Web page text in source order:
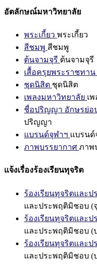
อัตลักษณ์มหาวิทยาลัย
พระเกี้ยว พระเกี้ยว
สีชมพู สีชมพู
ต้นจามจุรี ต้นจามจุรี
เสื้อครุยพระราชทาน
ชุดนิสิต ชุดนิสิต
เพลงมหาวิทยาลัย เ
ชื่อปริญญา อักษรย่
ปริญญา
แบรนด์จุฬาฯ แบรนด์
ภาพบรรยากาศ ภาพ
แจ้งเรื่องร้องเรียนทุจริต
ร้องเรียนทุจริตและ
และประพฤติมิชอบ (
ร้องเรียนทุจริตและ
และประพฤติมิชอบ (
ร้องเรียนทุจริตและ
และประพฤติมิชอบ (